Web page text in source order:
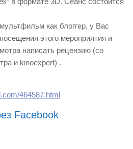
как блоггер, у Вас
этого мероприятия и
написать рецензию (со
и kinoexpert) .
464587.html
Facebook